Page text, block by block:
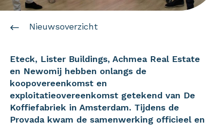
Nieuwsoverzicht
Eteck, Lister Buildings, Achmea Real Estate
en Newomij hebben onlangs de
koopovereenkomst en
exploitatieovereenkomst getekend van De
Koffiefabriek in Amsterdam. Tijdens de
Provada kwam de samenwerking officieel en